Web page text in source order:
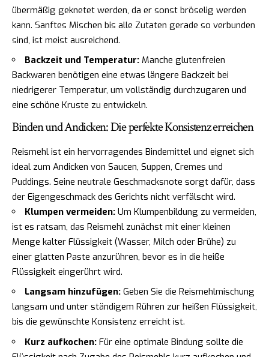
übermäßig geknetet werden, da er sonst bröselig werden
kann. Sanftes Mischen bis alle Zutaten gerade so verbunden
sind, ist meist ausreichend.
Backzeit und Temperatur: Manche glutenfreien
Backwaren benötigen eine etwas längere Backzeit bei
niedrigerer Temperatur, um vollständig durchzugaren und
eine schöne Kruste zu entwickeln.
Binden und Andicken: Die perfekte Konsistenz erreichen
Reismehl ist ein hervorragendes Bindemittel und eignet sich
ideal zum Andicken von Saucen, Suppen, Cremes und
Puddings. Seine neutrale Geschmacksnote sorgt dafür, dass
der Eigengeschmack des Gerichts nicht verfälscht wird.
Klumpen vermeiden: Um Klumpenbildung zu vermeiden,
ist es ratsam, das Reismehl zunächst mit einer kleinen
Menge kalter Flüssigkeit (Wasser, Milch oder Brühe) zu
einer glatten Paste anzurühren, bevor es in die heiße
Flüssigkeit eingerührt wird.
Langsam hinzufügen: Geben Sie die Reismehlmischung
langsam und unter ständigem Rühren zur heißen Flüssigkeit,
bis die gewünschte Konsistenz erreicht ist.
Kurz aufkochen: Für eine optimale Bindung sollte die